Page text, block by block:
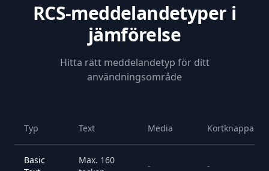
RCS-meddelandetyper i
jämförelse
Hitta rätt meddelandetyp för ditt
användningsområde
Typ Text Media Kortknappar
Basic
Max. 160
- -